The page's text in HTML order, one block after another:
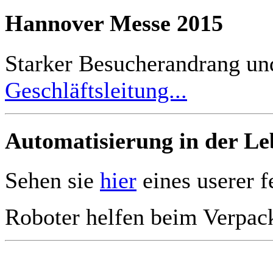
Hannover Messe 2015
Starker Besucherandrang
Geschläftsleitung...
Automatisierung in der
Sehen sie hier eines userer
Roboter helfen beim